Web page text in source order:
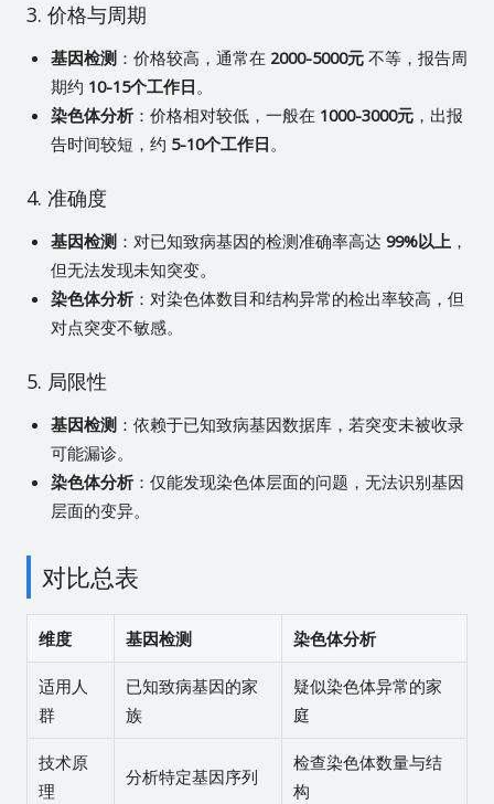
3. 价格与周期
基因检测 ：价格较高，通常在 2000-5000元不等，报告周
期约 10-15个工作日。
染色体分析：价格相对较低，一般在 1000-3000元，出报
告时间较短，约 5-10个工作日。
4. 准确度
基因检测 ：对已知致病基因的检测准确率高达 99%以上，
但无法发现未知突变。
染色体分析：对染色体数目和结构异常的检出率较高，但
对点突变不敏感。
5. 局限性
基因检测 ：依赖于已知致病基因数据库，若突变未被收录
可能漏诊。
染色体分析：仅能发现染色体层面的问题，无法识别基因
层面的变异。
对比总表
维度 基因检测 染色体分析
适用人
群
已知致病基因的家
族
疑似染色体异常的家
庭
技术原
理
分析特定基因序列
检查染色体数量与结
构